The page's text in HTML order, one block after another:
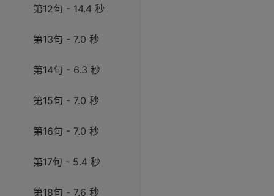
第12句 - 14.4 秒
第13句 - 7.0 秒
第14句 - 6.3 秒
第15句 - 7.0 秒
第16句 - 7.0 秒
第17句 - 5.4 秒
第18句 - 7.6 秒